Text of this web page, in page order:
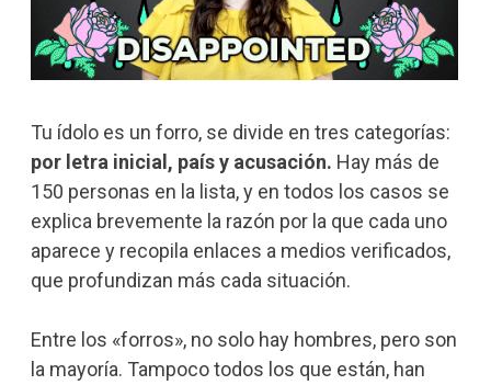
Tu ídolo es un forro, se divide en tres categorías:
porletra inicial, país y acusación. Hay más de
150 personas en la lista, y en todos los casos se
explica brevemente la razón por la que cada uno
aparece y recopila enlaces a medios verificados,
que profundizan más cada situación.
Entre los «forros», no solo hay hombres, pero son
la mayoría. Tampoco todos los que están, han